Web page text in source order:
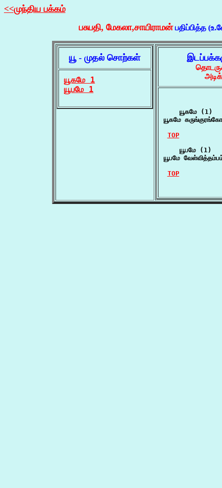
<<முந்திய பக்கம்
பசுபதி, மேகலா,சாயிராமன் பதிப்பித்த
யூ - முதல் சொற்கள்
யூகமே 1
யூபமே 1
    யூகமே (1)
யூகமே
TOP
    யூபமே (1)
யூபமே
TOP